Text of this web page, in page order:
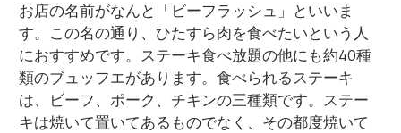
お店の名前がなんと「ビーフラッシュ」といいま
す。この名の通り、ひたすら肉を食べたいという人
におすすめです。ステーキ食べ放題の他にも約40種
類のブュッフエがあります。食べられるステーキ
は、ビーフ、ポーク、チキンの三種類です。ステー
キは焼いて置いてあるものでなく、その都度焼いて